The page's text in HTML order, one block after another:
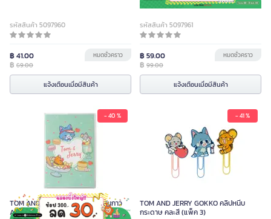
รหัสสินค้า 5097960
฿ 41.00
฿ 69.00
หมดชั่วคราว
แจ้งเตือนเมื่อมีสินค้า
รหัสสินค้า 5097961
฿ 59.00
฿ 99.00
หมดชั่วคราว
แจ้งเตือนเมื่อมีสินค้า
- 40 %
TOM AND JERRY GOKKO สมุดสันกาว
A5 สีเขียว 50 แผ่น
- 41 %
TOM AND JERRY GOKKO คลิปหนีบ
กระดาษ คละสี (แพ็ค 3)